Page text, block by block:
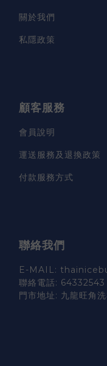
關於我們
私隱政策
顧客服務
會員說明
運送服務及退換政策
付款服務方式
聯絡我們
E-MAIL:
聯絡電話: 64332543
門市地址: 九龍旺角